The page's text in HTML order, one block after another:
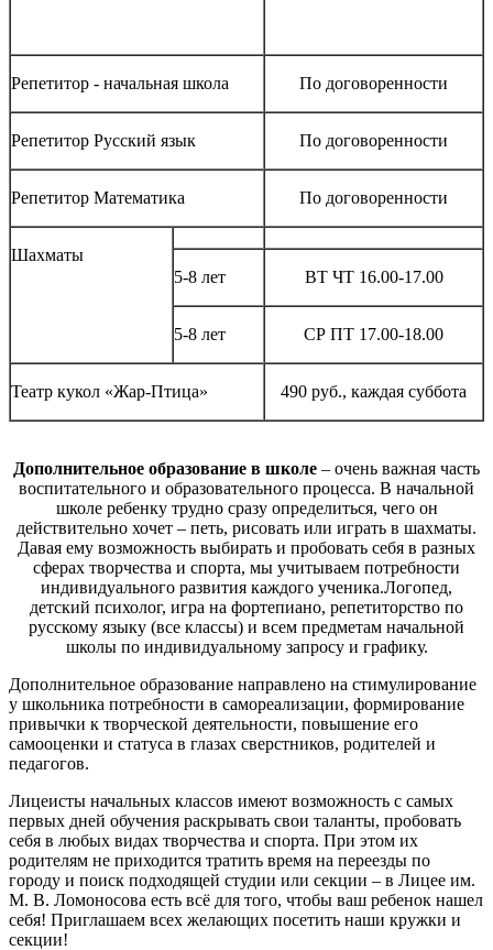
Репетитор - начальная школа По договоренности
Репетитор Русский язык По договоренности
Репетитор Математика По договоренности
Шахматы
5-8 лет
ВТ ЧТ 16.00-17.00
5-8 лет СР ПТ 17.00-18.00
Театр кукол «Жар-Птица» 490 руб., каждая суббота
Дополнительное образование в школе – очень важная часть
воспитательного и образовательного процесса. В начальной
школе ребенку трудно сразу определиться, чего он
действительно хочет – петь, рисовать или играть в шахматы.
Давая ему возможность выбирать и пробовать себя в разных
сферах творчества и спорта, мы учитываем потребности
индивидуального развития каждого ученика.Логопед,
детский психолог, игра на фортепиано, репетиторство по
русскому языку (все классы) и всем предметам начальной
школы по индивидуальному запросу и графику.
Дополнительное образование направлено на стимулирование
у школьника потребности в самореализации, формирование
привычки к творческой деятельности, повышение его
самооценки и статуса в глазах сверстников, родителей и
педагогов.
Лицеисты начальных классов имеют возможность с самых
первых дней обучения раскрывать свои таланты, пробовать
себя в любых видах творчества и спорта. При этом их
родителям не приходится тратить время на переезды по
городу и поиск подходящей студии или секции – в Лицее им.
М. В. Ломоносова есть всё для того, чтобы ваш ребенок нашел
себя! Приглашаем всех желающих посетить наши кружки и
секции!